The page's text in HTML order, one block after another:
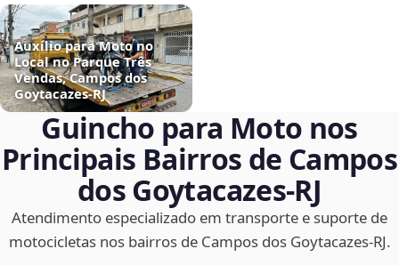
Auxílio para Moto no
Local no Parque Três
Vendas, Campos dos
Goytacazes‑RJ
Guincho para Moto nos
Principais Bairros de Campos
dos Goytacazes‑RJ
Atendimento especializado em transporte e suporte de
motocicletas nos bairros de Campos dos Goytacazes‑RJ.